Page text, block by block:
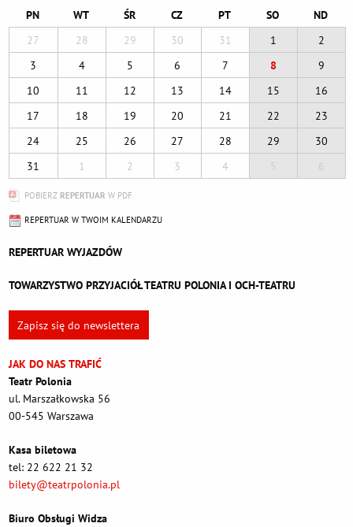
PN WT ŚR CZ PT SO
ND
27
28 29 30 31 1
2
3
4 5 6 7 8
9
10
11 12 13 14 15
16
17
18 19 20 21 22
23
24
25 26 27 28 29
30
31
1 2 3 4 5 6
POBIERZ REPERTUAR W PDF
REPERTUAR W TWOIM KALENDARZU
REPERTUAR WYJAZDÓW
TOWARZYSTWO PRZYJACIÓŁ TEATRU POLONIA I OCH-TEATRU
Zapisz się do newslettera
JAK DO NAS TRAFIĆ
Teatr Polonia
ul. Marszałkowska 56
00-545 Warszawa
Kasa biletowa
tel: 22 622 21 32
bilety@teatrpolonia.pl
Biuro Obsługi Widza